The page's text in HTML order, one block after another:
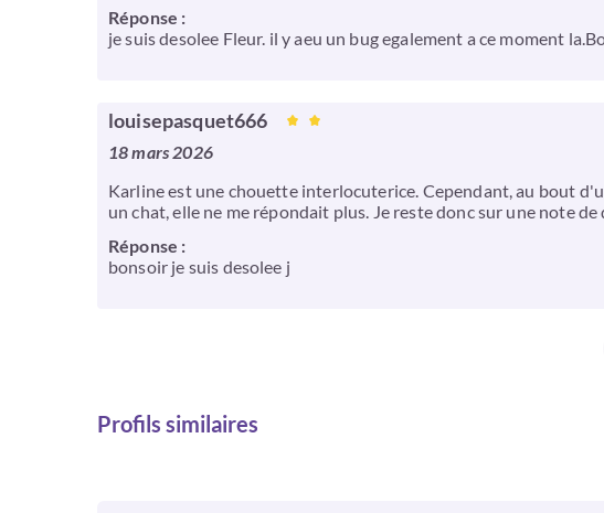
Réponse :
je suis desolee Fleur. il y aeu un bug egalement a ce moment
louisepasquet666
18 mars 2026
Karline est une chouette interlocuterice. Cependant, au bout
un chat, elle ne me répondait plus. Je reste donc sur une note
Réponse :
bonsoir je suis desolee j
Profils similaires